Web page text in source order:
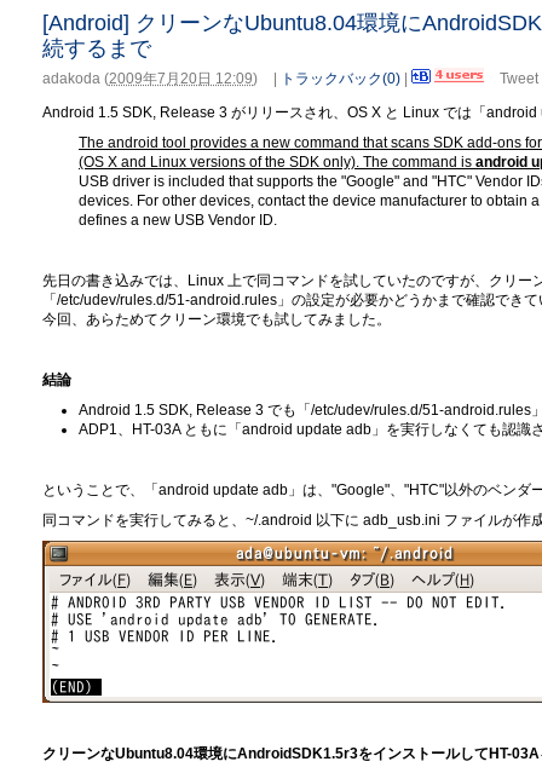
[Android] クリーンなUbuntu8.04環境に
続するまで
adakoda (2009年7月20日 12:09) トラックバック(0)
Tweet
Android 1.5 SDK, Release 3 がリリースされ、OS X と Linux では「
The android tool provides a new command that scans SDK add-ons
(OS X and Linux versions of the SDK only). The command is android
USB driver is included that supports the "Google" and "HTC" Vendor
devices. For other devices, contact the device manufacturer to obtain
defines a new USB Vendor ID.
先日の書き込みでは、Linux 上で同コマンドを試していたのですが、クリー
「/etc/udev/rules.d/51-android.rules」の設定が必要かどうかまで確認でき
今回、あらためてクリーン環境でも試してみました。
結論
Android 1.5 SDK, Release 3 でも「/etc/udev/rules.d/51-android.rules
ADP1、HT-03A ともに「android update adb」を実行しなくても認識
ということで、「android update adb」は、"Google"、"HTC"以外のベンダ
同コマンドを実行してみると、~/.android 以下に adb_usb.ini ファイルが
クリーンなUbuntu8.04環境にAndroidSDK1.5r3をインストールしてHT-